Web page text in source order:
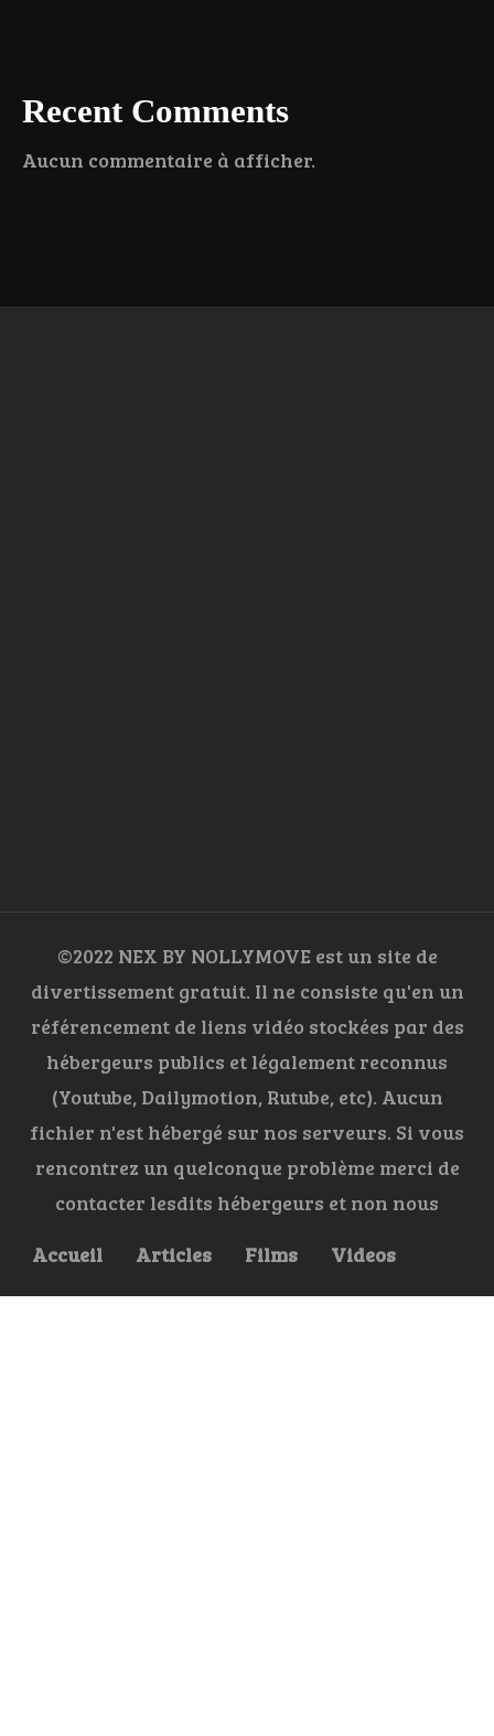
Recent Comments
Aucun commentaire à afficher.
©2022 NEX BY NOLLYMOVE est un site de
divertissement gratuit. Il ne consiste qu'en un
référencement de liens vidéo stockées par des
hébergeurs publics et légalement reconnus
(Youtube, Dailymotion, Rutube, etc). Aucun
fichier n'est hébergé sur nos serveurs. Si vous
rencontrez un quelconque problème merci de
contacter lesdits hébergeurs et non nous
Accueil
Articles Films Videos